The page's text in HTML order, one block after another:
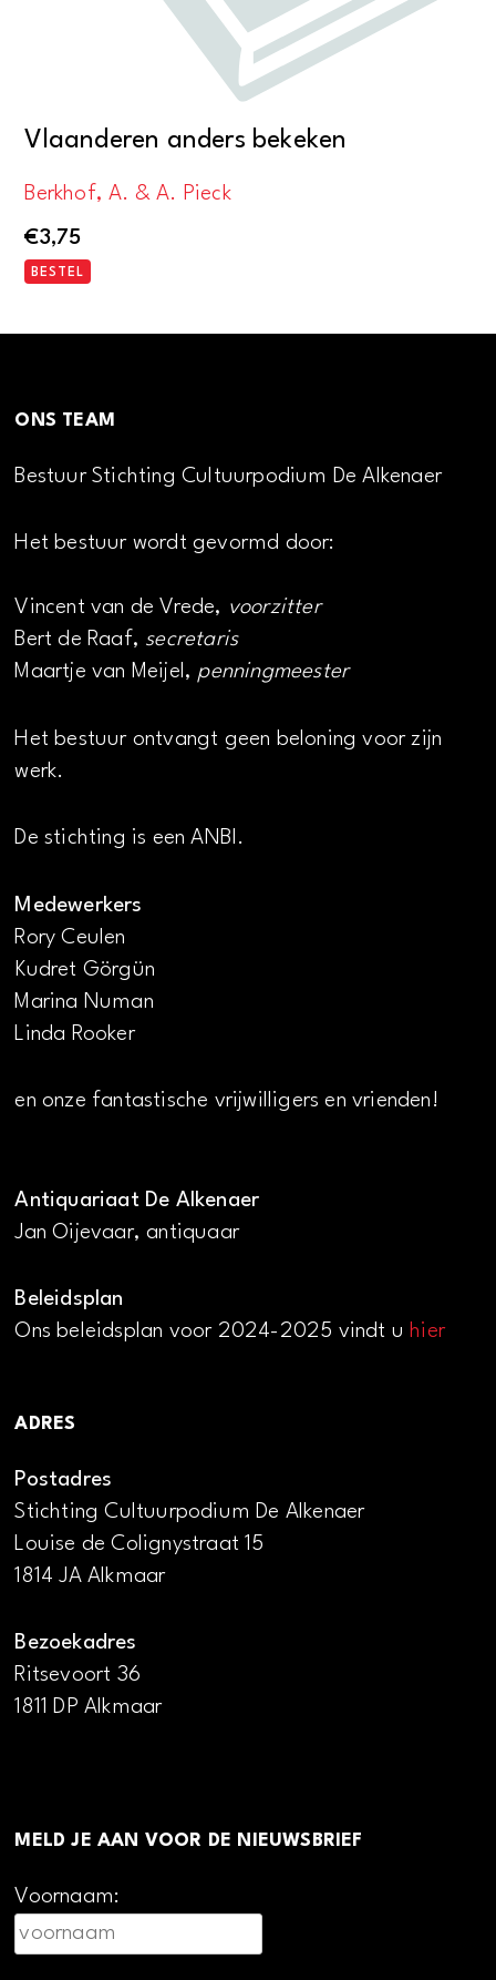
Vlaanderen anders bekeken
Berkhof, A. & A. Pieck
€3,75
BESTEL
ONS TEAM
Bestuur Stichting Cultuurpodium De Alkenaer
Het bestuur wordt gevormd door:
Vincent van de Vrede, voorzitter
Bert de Raaf, secretaris
Maartje van Meijel, penningmeester
Het bestuur ontvangt geen beloning voor zijn
werk.
De stichting is een ANBI.
Medewerkers
Rory Ceulen
Kudret Görgün
Marina Numan
Linda Rooker
en onze fantastische vrijwilligers en vrienden!
Antiquariaat De Alkenaer
Jan Oijevaar, antiquaar
Beleidsplan
Ons beleidsplan voor 2024-2025 vindt uhier
ADRES
Postadres
Stichting Cultuurpodium De Alkenaer
Louise de Colignystraat 15
1814 JA Alkmaar
Bezoekadres
Ritsevoort 36
1811 DP Alkmaar
MELD JE AAN VOOR DE NIEUWSBRIEF
Voornaam: